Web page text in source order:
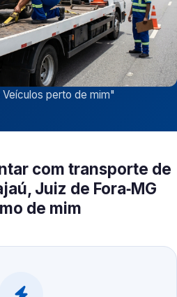
perto de mim"
com transporte de
Juiz de Fora‑MG
de mim